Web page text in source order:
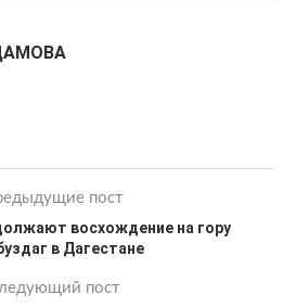
пост
восхождение на гору
в Дагестане
пост